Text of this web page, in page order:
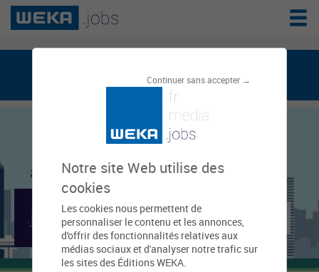
Continuer sans accepter →
Notre site Web utilise des
cookies
Les cookies nous permettent de
personnaliser le contenu et les annonces,
d'offrir des fonctionnalités relatives aux
médias sociaux et d'analyser notre trafic sur
les sites des Éditions WEKA.
weka.jobs, le réseau de l'emploi public
Mairie de Bar-le-Duc